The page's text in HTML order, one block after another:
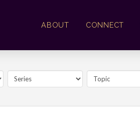
ABOUT CONNECT